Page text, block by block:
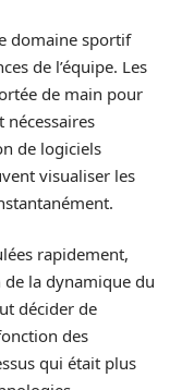
domaine sportif
de l’équipe. Les
de main pour
nécessaires
de logiciels
visualiser les
rapidement,
de la dynamique du
décider de
des
qui était plus